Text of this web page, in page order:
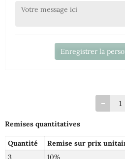
Enregistrer la
Remises quantitatives
Quantité Remise sur prix
3
10%